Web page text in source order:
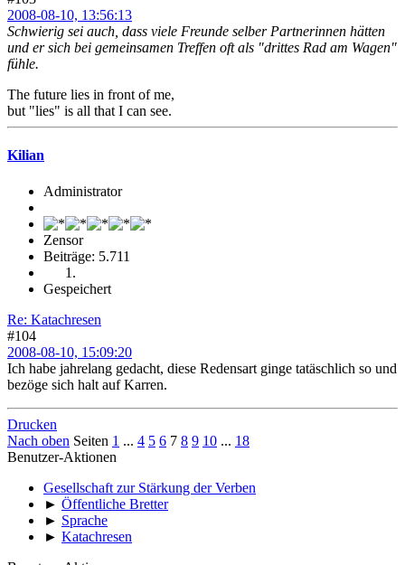
2008-08-10, 13:56:13
Schwierig sei auch, dass viele Freunde selber Partnerinnen hätten
und er sich bei gemeinsamen Treffen oft als "drittes Rad am Wagen"
fühle.
The future lies in front of me,
but "lies" is all that I can see.
Kilian
Administrator
Zensor
Beiträge: 5.711
Gespeichert
Re: Katachresen
#104
2008-08-10, 15:09:20
Ich habe jahrelang gedacht, diese Redensart ginge tatäschlich so und
bezöge sich halt auf Karren.
Drucken
Nach oben Seiten 1 ... 4 5 6 7 8 9 10 ... 18
Benutzer-Aktionen
Gesellschaft zur Stärkung der Verben
► Öffentliche Bretter
► Sprache
► Katachresen